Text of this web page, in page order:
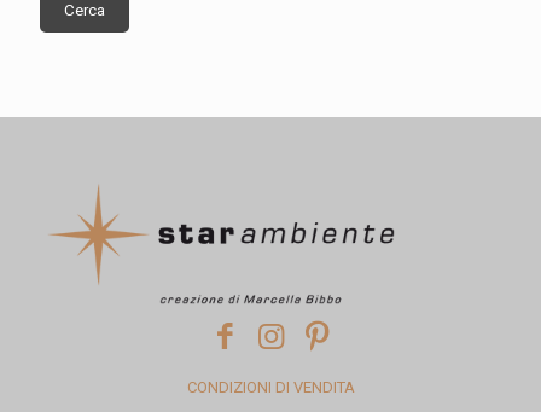
Cerca
CONDIZIONI DI VENDITA